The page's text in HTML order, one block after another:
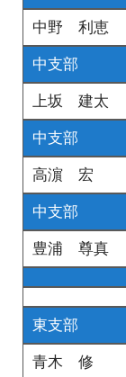
中野 利恵
中支部
上坂 建太
中支部
高濵 宏
中支部
豊浦 尊真
東支部
青木 修